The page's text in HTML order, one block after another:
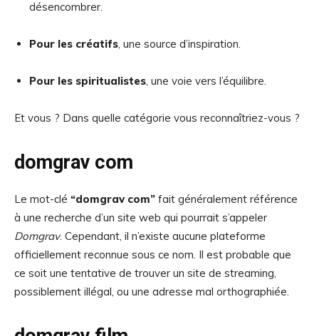
désencombrer.
Pour les créatifs, une source d’inspiration.
Pour les spiritualistes, une voie vers l’équilibre.
Et vous ? Dans quelle catégorie vous reconnaîtriez-vous ?
domgrav com
Le mot-clé “domgrav com” fait généralement référence
à une recherche d’un site web qui pourrait s’appeler
Domgrav. Cependant, il n’existe aucune plateforme
officiellement reconnue sous ce nom. Il est probable que
ce soit une tentative de trouver un site de streaming,
possiblement illégal, ou une adresse mal orthographiée.